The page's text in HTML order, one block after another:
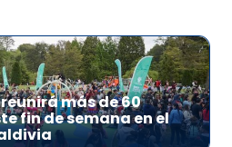
más de 60
fin de semana en el